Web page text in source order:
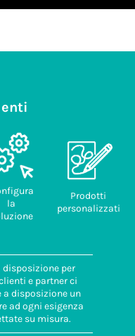
la
Prodotti
personalizzati
per
e partner ci
a disposizione un
ad ogni esigenza
su misura.